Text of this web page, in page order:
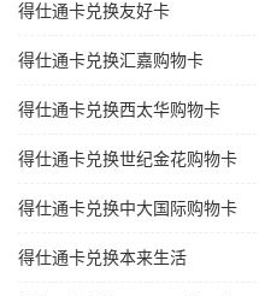
得仕通卡兑换友好卡
得仕通卡兑换汇嘉购物卡
得仕通卡兑换西太华购物卡
得仕通卡兑换世纪金花购物卡
得仕通卡兑换中大国际购物卡
得仕通卡兑换本来生活